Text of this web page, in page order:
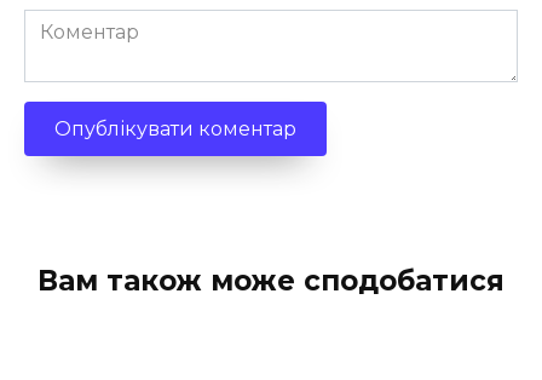
Коментар
Вам також може сподобатися